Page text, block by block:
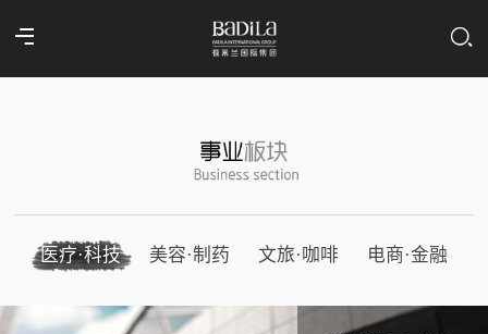
医疗·科技 美容·制药 文旅·咖啡 电商·金融